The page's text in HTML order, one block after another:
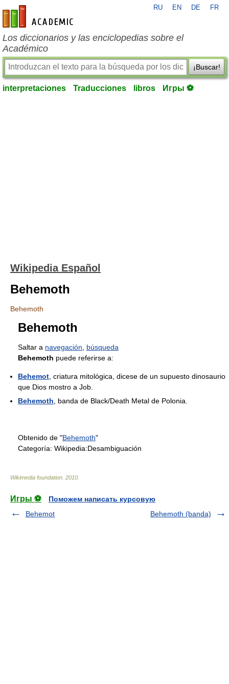
es-academic.com
RU EN DE FR
Los diccionarios y las enciclopedias sobre el
Académico
¡Buscar!
interpretaciones Traducciones libros Игры ⚽
Wikipedia Español
Behemoth
Behemoth
Behemoth
Saltar a navegación
búsqueda
Behemoth puede referirse a:
Behemot , criatura mitológica, dicese de un supuesto dinosaurio
que Dios mostro a Job.
Behemoth , banda de Black/Death Metal de Polonia.
Obtenido de "Behemoth"
Categoría: Wikipedia:Desambiguación
Wikimedia foundation 2010
Игры ⚽
Поможем написать курсовую
Behemot
Behemoth (banda)